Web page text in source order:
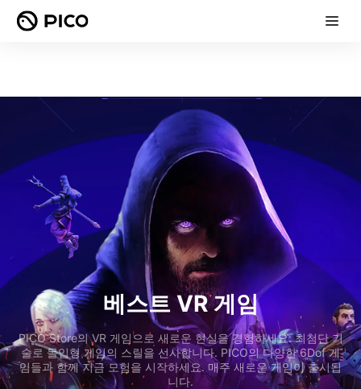
베스트 VR 게임
PICO Store의 VR 게임으로 새로운 현실을 경험하세요: 최첨단 기
술로 몰입형 게임의 스릴을 선사합니다. PICO의 다양한 6Dof 게
임들과 함께 지금 모험을 시작하세요. 매주 새로운 게임이 출시됩
니다.